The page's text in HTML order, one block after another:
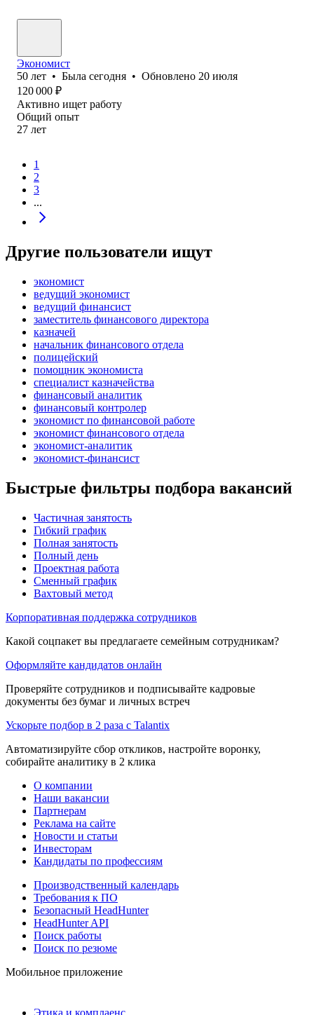
Экономист
50 лет • Была сегодня • Обновлено 20 июля
120 000 ₽
Активно ищет работу
Общий опыт
27 лет
1
2
3
...
Другие пользователи ищут
экономист
ведущий экономист
ведущий финансист
заместитель финансового директора
казначей
начальник финансового отдела
полицейский
помощник экономиста
специалист казначейства
финансовый аналитик
финансовый контролер
экономист по финансовой работе
экономист финансового отдела
экономист-аналитик
экономист-финансист
Быстрые фильтры подбора вакансий
Частичная занятость
Гибкий график
Полная занятость
Полный день
Проектная работа
Сменный график
Вахтовый метод
Корпоративная поддержка сотрудников
Какой соцпакет вы предлагаете семейным сотрудникам?
Оформляйте кандидатов онлайн
Проверяйте сотрудников и подписывайте кадровые
документы без бумаг и личных встреч
Ускорьте подбор в 2 раза с Talantix
Автоматизируйте сбор откликов, настройте воронку,
собирайте аналитику в 2 клика
О компании
Наши вакансии
Партнерам
Реклама на сайте
Новости и статьи
Инвесторам
Кандидаты по профессиям
Производственный календарь
Требования к ПО
Безопасный HeadHunter
HeadHunter API
Поиск работы
Поиск по резюме
Мобильное приложение
Этика и комплаенс